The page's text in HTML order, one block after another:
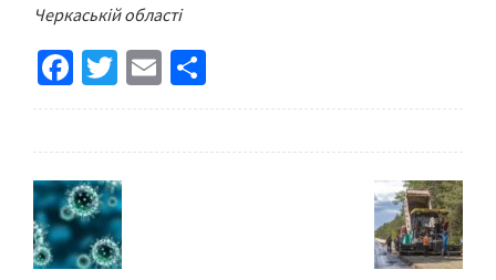
Черкаськійобласті
Fa
ce
o
o
k
T
wi
er
E
m h